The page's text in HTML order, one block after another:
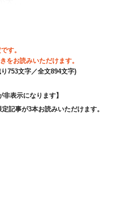
す。
をお読みいただけます。
753文字／全文894文字)
表示になります】
記事が3本お読みいただけます。